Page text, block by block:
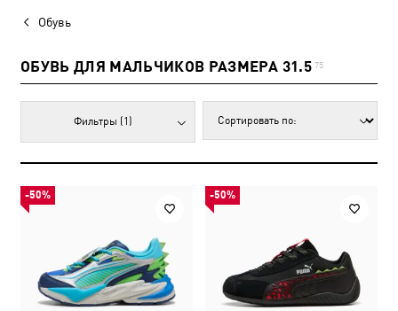
Обувь
ОБУВЬ ДЛЯ МАЛЬЧИКОВ РАЗМЕРА 31.5 75
Фильтры (1)
-50% -50%